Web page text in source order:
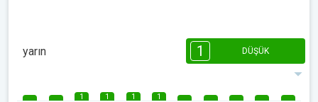
yarın 1 DÜŞÜK
1 1 1 1